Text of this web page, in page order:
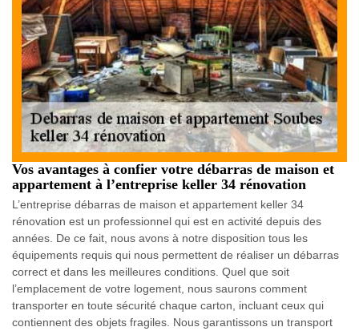
Vos avantages à confier votre débarras de maison et
appartement à l’entreprise keller 34 rénovation
L’entreprise débarras de maison et appartement keller 34
rénovation est un professionnel qui est en activité depuis des
années. De ce fait, nous avons à notre disposition tous les
équipements requis qui nous permettent de réaliser un débarras
correct et dans les meilleures conditions. Quel que soit
l’emplacement de votre logement, nous saurons comment
transporter en toute sécurité chaque carton, incluant ceux qui
contiennent des objets fragiles. Nous garantissons un transport